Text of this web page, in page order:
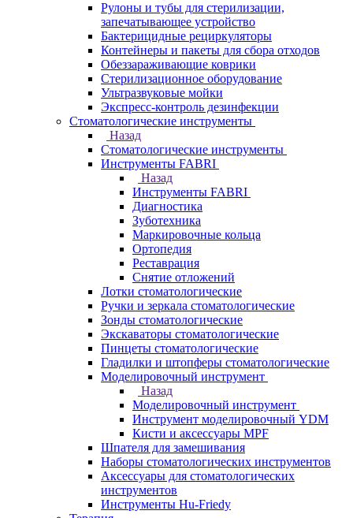
Рулоны и тубы для стерилизации,
запечатывающее устройство
Бактерицидные рециркуляторы
Контейнеры и пакеты для сбора отходов
Обеззараживающие коврики
Стерилизационное оборудование
Ультразвуковые мойки
Экспресс-контроль дезинфекции
Стоматологические инструменты
Назад
Стоматологические инструменты
Инструменты FABRI
Назад
Инструменты FABRI
Диагностика
Зуботехника
Маркировочные кольца
Ортопедия
Реставрация
Снятие отложений
Лотки стоматологические
Ручки и зеркала стоматологические
Зонды стоматологические
Экскаваторы стоматологические
Пинцеты стоматологические
Гладилки и штопферы стоматологические
Моделировочный инструмент
Назад
Моделировочный инструмент
Инструмент моделировочный YDM
Кисти и аксессуары MPF
Шпателя для замешивания
Наборы стоматологических инструментов
Аксессуары для стоматологических
инструментов
Инструменты Hu-Friedy